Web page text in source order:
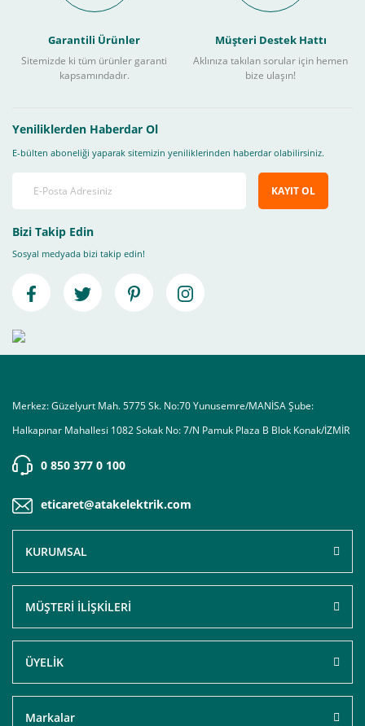
Garantili Ürünler
Sitemizde ki tüm ürünler garanti
kapsamındadır.
Müşteri Destek Hattı
Aklınıza takılan sorular için hemen
bize ulaşın!
Yeniliklerden Haberdar Ol
E-bülten aboneliği yaparak sitemizin yeniliklerinden haberdar olabilirsiniz.
KAYIT OL
Bizi Takip Edin
Sosyal medyada bizi takip edin!
Merkez: Güzelyurt Mah. 5775 Sk. No:70 Yunusemre/MANİSA Şube:
Halkapınar Mahallesi 1082 Sokak No: 7/N Pamuk Plaza B Blok Konak/İZMİR
0 850 377 0 100
eticaret@atakelektrik.com
KURUMSAL
MÜŞTERİ İLİŞKİLERİ
ÜYELİK
Markalar